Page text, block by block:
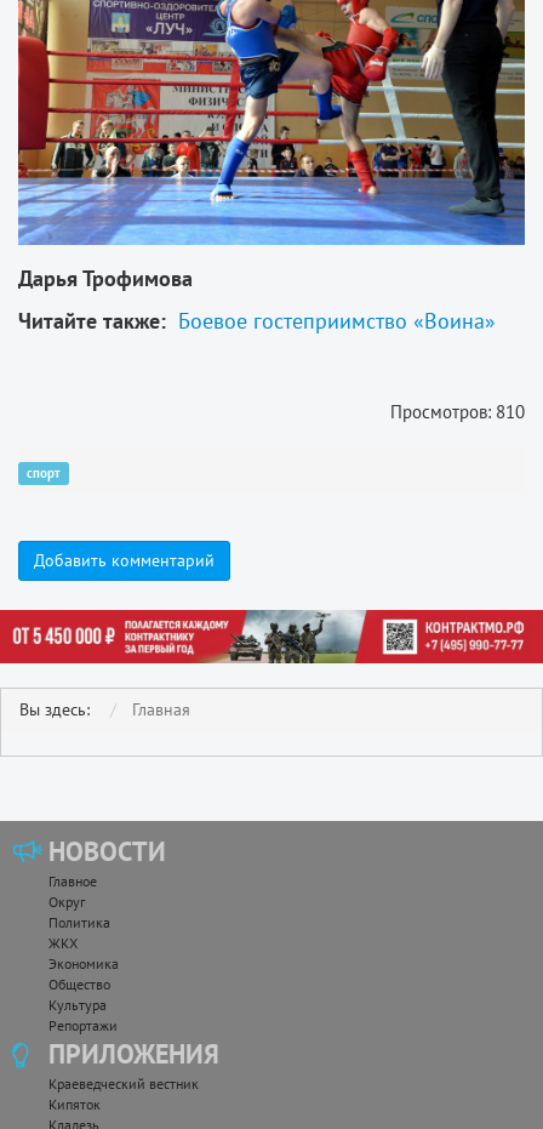
Дарья Трофимова
Читайте также: Боевое гостеприимство «Воина»
Просмотров: 810
спорт
Добавить комментарий
Вы здесь: Главная
НОВОСТИ
Главное
Округ
Политика
ЖКХ
Экономика
Общество
Культура
Репортажи
ПРИЛОЖЕНИЯ
Краеведческий вестник
Кипяток
Кладезь